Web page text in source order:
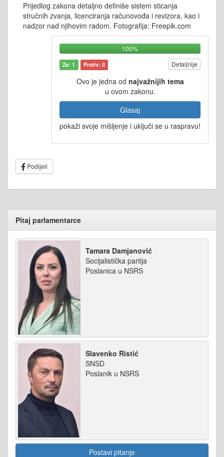
Prijedlog zakona detaljno definiše sistem sticanja
stručnih zvanja, licenciranja računovođa i revizora, kao i
nadzor nad njihovim radom. Fotografija: Freepik.com
100%
Za: 1 Protiv: 0 Detaljnije
Ovo je jedna od najvažnijih tema
u ovom zakonu.
Glasaj
pokaži svoje mišljenje i uključi se u raspravu!
Podijeli
Pitaj parlamentarce
Tamara Damjanović
Socijalistička partija
Poslanica u NSRS
Slavenko Ristić
SNSD
Poslanik u NSRS
Postavi pitanje